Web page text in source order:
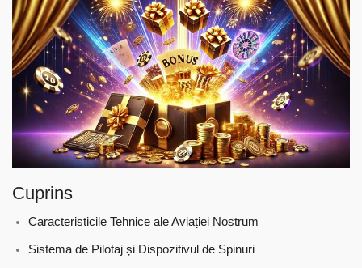
Cuprins
Caracteristicile Tehnice ale Aviației Nostrum
Sistema de Pilotaj și Dispozitivul de Spinuri